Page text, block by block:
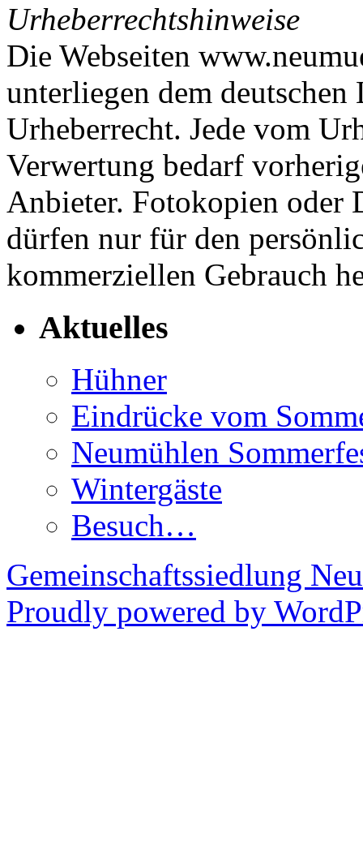
Urheberrechtshinweise
Die Webseiten
unterliegen dem
Urheberrecht. Jede vom
Verwertung bedarf
Anbieter. Fotokopien oder
dürfen nur für den
kommerziellen Gebrauch
Aktuelles
Hühner
Eindrücke vom
Neumühlen
Wintergäste
Besuch…
Gemeinschaftssiedlung
Proudly powered by